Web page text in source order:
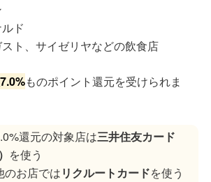
ド
ト、サイゼリヤなどの飲食店
ものポイント還元を受けられま
還元の対象店は三井住友カード
を使う
のお店ではリクルートカードを使う